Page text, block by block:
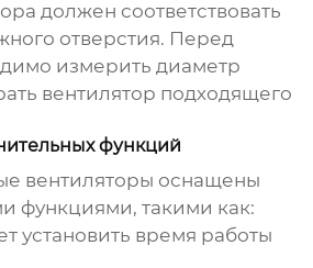
должен соответствовать
отверстия. Перед
измерить диаметр
вентилятор подходящего
функций
вентиляторы оснащены
функциями, такими как:
установить время работы